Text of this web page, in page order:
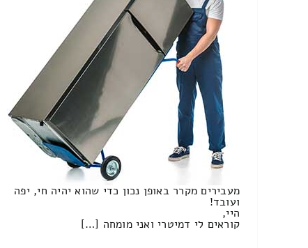
מעבירים מקרר באופן נכון כדי שהוא יהיה חי, יפה
ועובד!
היי,
קוראים לי דמיטרי ואני מומחה […]